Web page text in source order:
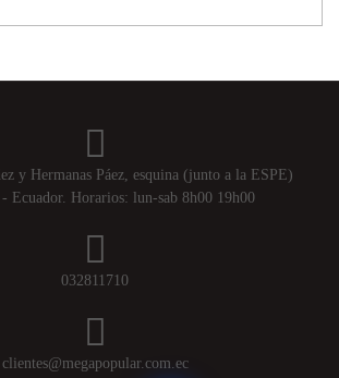
y Hermanas Páez, esquina (junto a la ESPE)
- Ecuador. Horarios: lun-sab 8h00 19h00
032811710
clientes@megapopular.com.ec